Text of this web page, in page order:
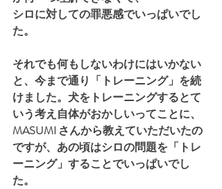
シロに対しての罪悪感でいっぱいでし
た。
それでも何もしないわけにはいかない
と、今まで通り「トレーニング」を続
けました。犬をトレーニングするとて
いう考え自体がおかしいってことに、
MASUMI さんから教えていただいたの
ですが、あの頃はシロの問題を「トレ
ーニング」することでいっぱいでし
た。